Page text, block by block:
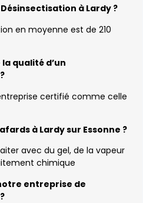
à Lardy ?
en moyenne est de 210
qualité d’un
certifié comme celle
à Lardy sur Essonne ?
avec du gel, de la vapeur
chimique
entreprise de